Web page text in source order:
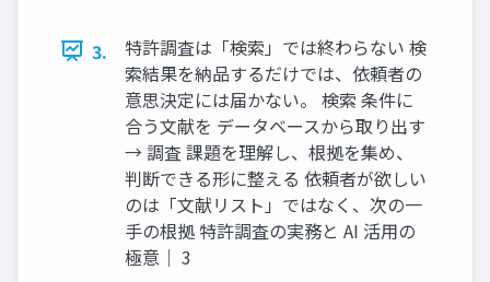
3.
特許調査は「検索」では終わらない 検
索結果を納品するだけでは、依頼者の
意思決定には届かない。 検索 条件に
合う文献を データベースから取り出す
→ 調査 課題を理解し、根拠を集め、
判断できる形に整える 依頼者が欲しい
のは「文献リスト」ではなく、次の一
手の根拠 特許調査の実務と AI 活用の
極意｜ 3